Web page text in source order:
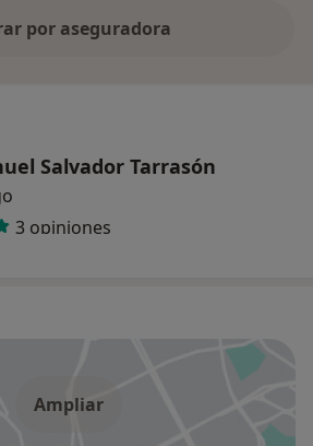
por aseguradora
Salvador Tarrasón
3 opiniones
Ampliar